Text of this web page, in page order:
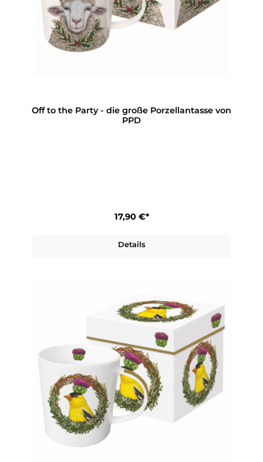
Off to the Party - die große Porzellantasse von
PPD
17,90 €*
Details